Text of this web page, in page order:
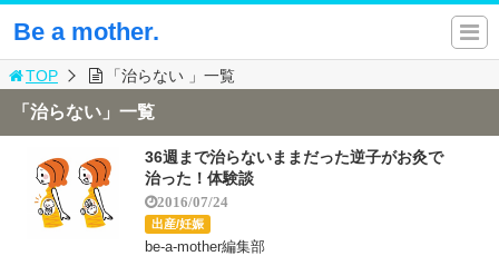
Be a mother.
TOP 「治らない 」一覧
「治らない」一覧
36週まで治らないままだった逆子がお灸で
治った！体験談
2016/07/24
出産/妊娠
be-a-mother編集部